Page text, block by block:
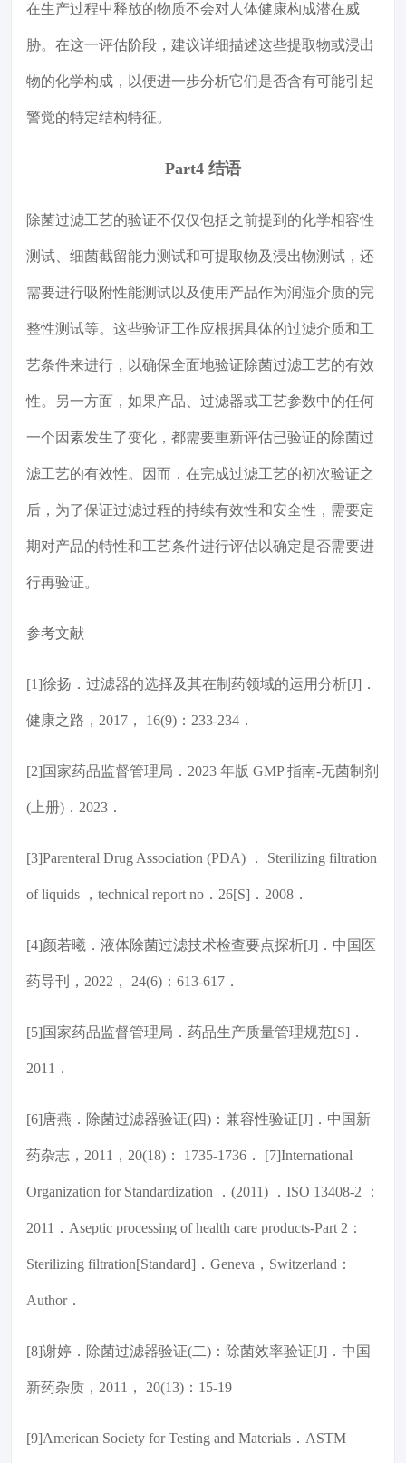
在生产过程中释放的物质不会对人体健康构成潜在威
胁。在这一评估阶段，建议详细描述这些提取物或浸出
物的化学构成，以便进一步分析它们是否含有可能引起
警觉的特定结构特征。
Part4 结语
除菌过滤工艺的验证不仅仅包括之前提到的化学相容性
测试、细菌截留能力测试和可提取物及浸出物测试，还
需要进行吸附性能测试以及使用产品作为润湿介质的完
整性测试等。这些验证工作应根据具体的过滤介质和工
艺条件来进行，以确保全面地验证除菌过滤工艺的有效
性。另一方面，如果产品、过滤器或工艺参数中的任何
一个因素发生了变化，都需要重新评估已验证的除菌过
滤工艺的有效性。因而，在完成过滤工艺的初次验证之
后，为了保证过滤过程的持续有效性和安全性，需要定
期对产品的特性和工艺条件进行评估以确定是否需要进
行再验证。
参考文献
[1]徐扬．过滤器的选择及其在制药领域的运用分析[J]．
健康之路，2017， 16(9)：233-234．
[2]国家药品监督管理局．2023 年版 GMP 指南-无菌制剂
(上册)．2023．
[3]Parenteral Drug Association (PDA) ． Sterilizing filtration
of liquids ，technical report no．26[S]．2008．
[4]颜若曦．液体除菌过滤技术检查要点探析[J]．中国医
药导刊，2022， 24(6)：613-617．
[5]国家药品监督管理局．药品生产质量管理规范[S]．
2011．
[6]唐燕．除菌过滤器验证(四)：兼容性验证[J]．中国新
药杂志，2011，20(18)： 1735-1736． [7]International
Organization for Standardization ．(2011) ．ISO 13408-2 ：
2011．Aseptic processing of health care products-Part 2：
Sterilizing filtration[Standard]．Geneva，Switzerland：
Author．
[8]谢婷．除菌过滤器验证(二)：除菌效率验证[J]．中国
新药杂质，2011， 20(13)：15-19
[9]American Society for Testing and Materials．ASTM